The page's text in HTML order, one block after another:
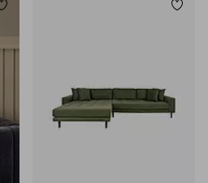
Tilføj til favoritter